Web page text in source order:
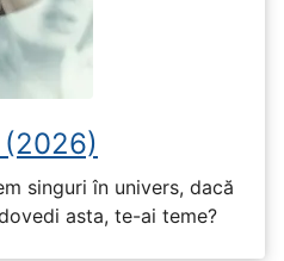
singuri în univers, dacă
asta, te-ai teme?